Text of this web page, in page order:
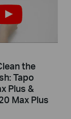
the
Tapo
Plus &
Max Plus